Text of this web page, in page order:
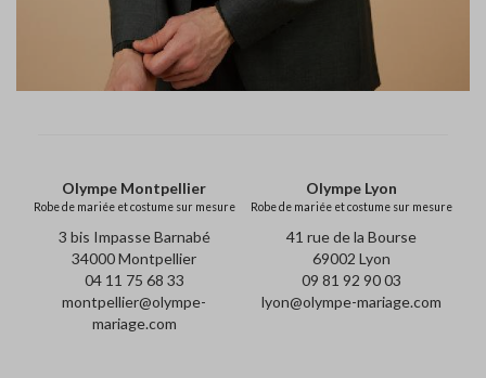
Olympe Montpellier
Robe de mariée et costume sur mesure
3 bis Impasse Barnabé
34000 Montpellier
04 11 75 68 33
montpellier@olympe-
mariage.com
Olympe Lyon
Robe de mariée et costume sur mesure
41 rue de la Bourse
69002 Lyon
09 81 92 90 03
lyon@olympe-mariage.com